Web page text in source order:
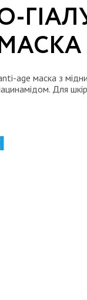
age маска з
Для